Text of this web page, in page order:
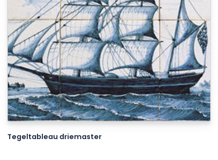
Tegeltableau driemaster